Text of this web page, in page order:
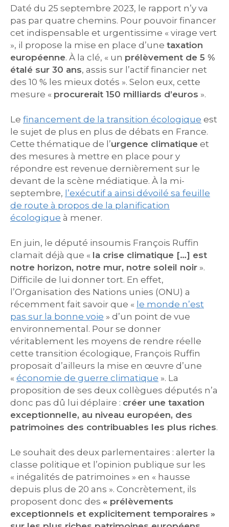
Daté du 25 septembre 2023, le rapport n’y va
pas par quatre chemins. Pour pouvoir financer
cet indispensable et urgentissime « virage vert
», il propose la mise en place d’une taxation
européenne. À la clé, « un prélèvement de 5 %
étalé sur 30 ans, assis sur l’actif financier net
des 10 % les mieux dotés ». Selon eux, cette
mesure « procurerait 150 milliards d’euros ».
Le financement de la transition écologique est
le sujet de plus en plus de débats en France.
Cette thématique de l’urgence climatique et
des mesures à mettre en place pour y
répondre est revenue dernièrement sur le
devant de la scène médiatique. À la mi-
septembre, l’exécutif a ainsi dévoilé sa feuille
de route à propos de la planification
écologique à mener.
En juin, le député insoumis François Ruffin
clamait déjà que « la crise climatique […] est
notre horizon, notre mur, notre soleil noir ».
Difficile de lui donner tort. En effet,
l’Organisation des Nations unies (ONU) a
récemment fait savoir que « le monde n’est
pas sur la bonne voie » d’un point de vue
environnemental. Pour se donner
véritablement les moyens de rendre réelle
cette transition écologique, François Ruffin
proposait d’ailleurs la mise en œuvre d’une
« économie de guerre climatique ». La
proposition de ses deux collègues députés n’a
donc pas dû lui déplaire : créer une taxation
exceptionnelle, au niveau européen, des
patrimoines des contribuables les plus riches.
Le souhait des deux parlementaires : alerter la
classe politique et l’opinion publique sur les
« inégalités de patrimoines » en « hausse
depuis plus de 20 ans ». Concrètement, ils
proposent donc des « prélèvements
exceptionnels et explicitement temporaires »